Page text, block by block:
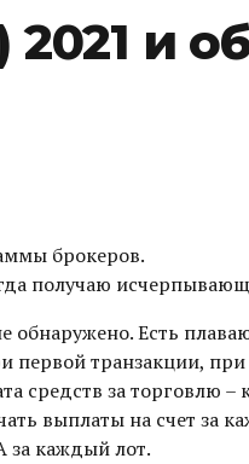
и
брокеров.
получаю
обнаружено. Есть
первой транзакции,
средств за торговлю
выплаты на счет за
за каждый лот.